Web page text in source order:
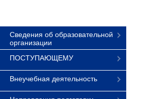
Сведения об образовательной
организации
ПОСТУПАЮЩЕМУ
Внеучебная деятельность